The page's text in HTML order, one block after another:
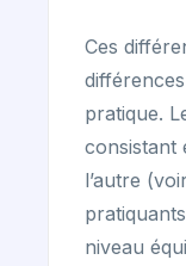
Ces
pratique.
consistant
l’autre
niveau